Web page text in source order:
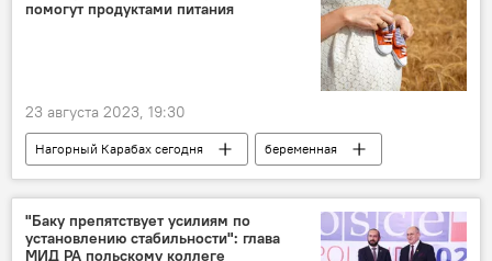
помогут продуктами питания
23 августа 2023, 19:30
Нагорный Карабах сегодня
беременная
поддержка
продукты питания
гигиена
программа
"Баку препятствует усилиям по
установлению стабильности": глава
МИД РА польскому коллеге